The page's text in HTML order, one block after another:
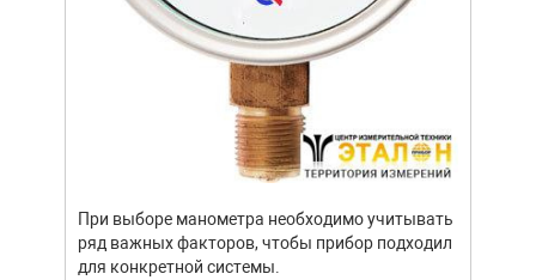
При выборе манометра необходимо учитывать
ряд важных факторов, чтобы прибор подходил
для конкретной системы.